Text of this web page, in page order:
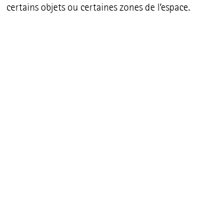
certains objets ou certaines zones de l’espace.